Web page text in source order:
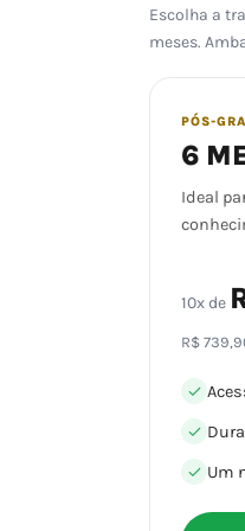
Escolha a
meses.
PÓS-
6
Ideal
10x de
R$
Um